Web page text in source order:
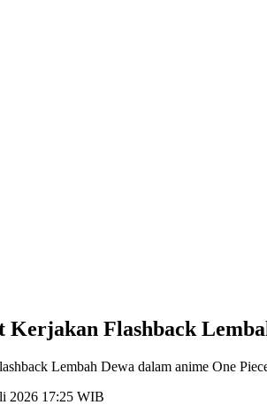
Flashback
Lembah Dewa dalam anime One
2026 17:25 WIB